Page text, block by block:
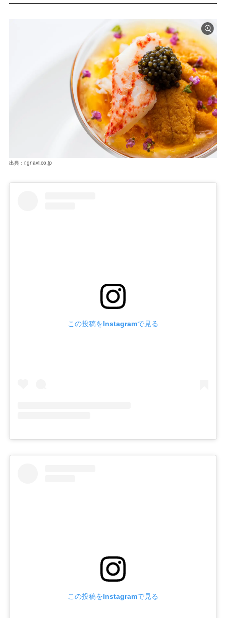
出典：r.gnavi.co.jp
この投稿をInstagramで見る
この投稿をInstagramで見る